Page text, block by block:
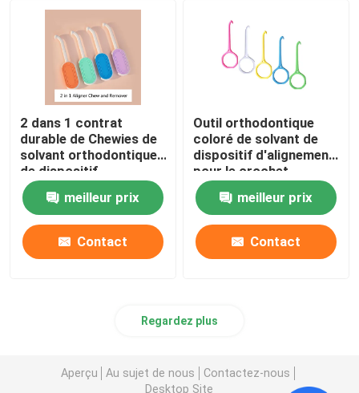
2 dans 1 contrat
durable de Chewies de
solvant orthodontique
de dispositif
d'alignement avec le
matériel de silicone
meilleur prix
Contact
Outil orthodontique
coloré de solvant de
dispositif d'alignement
pour le crochet
d'extracteur
d'accoladesmeilleur prix
Contact
Regardez plus
Aperçu Au sujet de nous
Contactez-nous
Desktop Site